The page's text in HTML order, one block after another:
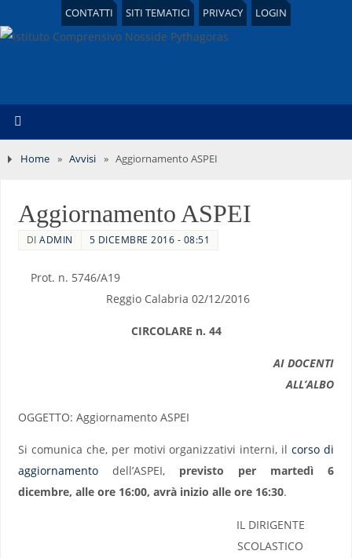
CONTATTI SITI TEMATICI PRIVACY LOGIN
Home » Avvisi » Aggiornamento ASPEI
Aggiornamento ASPEI
DIADMIN 5 DICEMBRE 2016 - 08:51
Prot. n. 5746/A19
Reggio Calabria 02/12/2016
CIRCOLARE n. 44
AI DOCENTI
ALL’ALBO
OGGETTO: Aggiornamento ASPEI
Si comunica che, per motivi organizzativi interni, ilcorso di
aggiornamentodell’ASPEI, previsto per martedì 6
dicembre, alle ore 16:00, avrà inizio alle ore 16:30.
IL DIRIGENTE
SCOLASTICO